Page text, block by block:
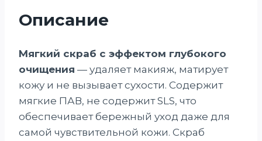
Описание
Мягкий скраб с эффектом глубокого
очищения — удаляет макияж, матирует
кожу и не вызывает сухости. Содержит
мягкие ПАВ, не содержит SLS, что
обеспечивает бережный уход даже для
самой чувствительной кожи. Скраб